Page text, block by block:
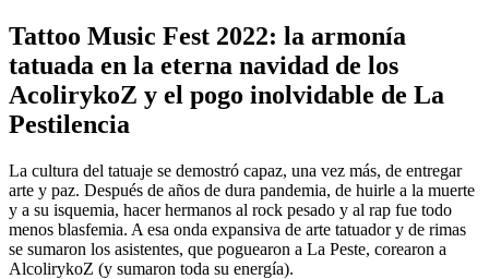
Tattoo Music Fest 2022: la armonía
tatuada en la eterna navidad de los
AcolirykoZ y el pogo inolvidable de La
Pestilencia
La cultura del tatuaje se demostró capaz, una vez más, de entregar
arte y paz. Después de años de dura pandemia, de huirle a la muerte
y a su isquemia, hacer hermanos al rock pesado y al rap fue todo
menos blasfemia. A esa onda expansiva de arte tatuador y de rimas
se sumaron los asistentes, que poguearon a La Peste, corearon a
AlcolirykoZ (y sumaron toda su energía).